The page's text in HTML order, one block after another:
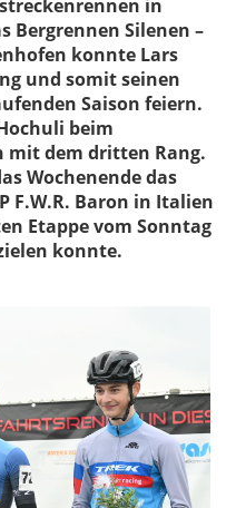
in
Bergrennen Silenen –
konnte Lars
und somit seinen
Saison feiern.
beim
mit dem dritten Rang.
Wochenende das
F.W.R. Baron in Italien
Etappe vom Sonntag
konnte.